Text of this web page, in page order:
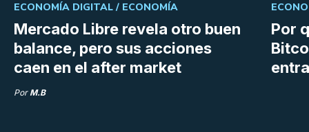
Mercado Libre revela otro buen
balance, pero sus acciones
caen en el after market
ECONOMÍA DIGITAL / ECONOMÍA
Por M.B
Por